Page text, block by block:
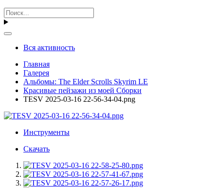
Вся активность
Главная
Галерея
Альбомы: The Elder Scrolls Skyrim LE
Красивые пейзажи из моей Сборки
TESV 2025-03-16 22-56-34-04.png
Инструменты
Скачать